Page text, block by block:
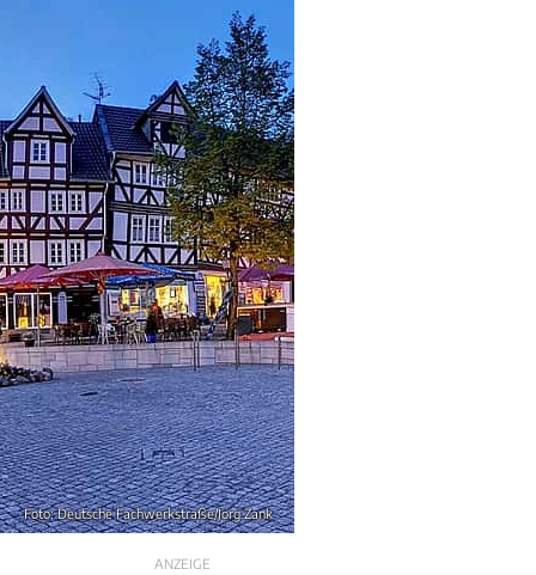
Foto: Deutsche Fachwerkstraße/Jörg Zank
ANZEIGE